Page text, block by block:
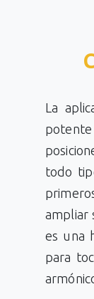
La
potente
todo
ampliar
es una
para